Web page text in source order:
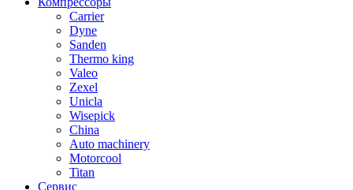
Carrier
Dyne
Sanden
Thermo king
Valeo
Zexel
Unicla
Wisepick
China
Auto machinery
Motorcool
Titan
Сервис